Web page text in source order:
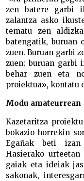
zen batere garbi
zalantza asko
tematu zen
batengatik, buruan
zuen. Buruan garbi
zuen; buruan garbi
behar zuen eta
proiektua», kontatu
Modu amateurrean
Kazetaritza
bokazio horrekin
Egañak beti izan
Hasierako
gaiak eta ideiak
sakonak,